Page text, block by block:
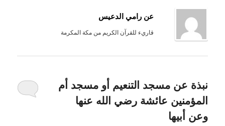
عن رامي الدعيس
قاريء للقرآن الكريم من مكة المكرمة
نبذة عن مسجد التنعيم أو مسجد أم
المؤمنين عائشة رضي الله عنها
وعن أبيها